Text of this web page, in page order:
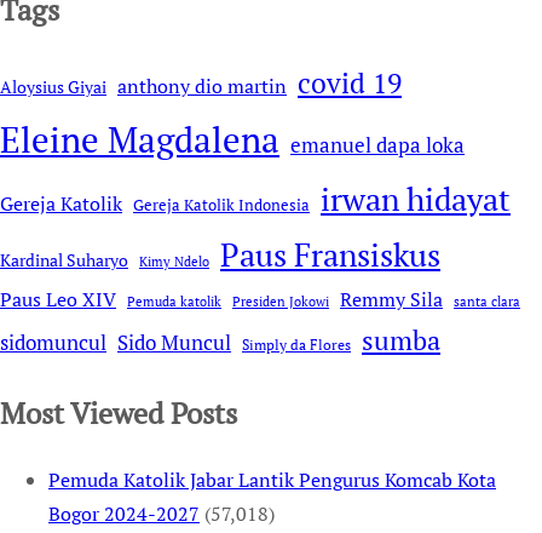
Tags
Aloysius Giyai anthony dio martin covid 19
Eleine Magdalena emanuel dapa loka
Gereja Katolik Gereja Katolik Indonesia irwan hidayat
Kardinal Suharyo Kimy Ndelo Paus Fransiskus
Paus Leo XIV Pemuda katolik Presiden Jokowi Remmy Sila santa clara
sidomuncul Sido Muncul Simply da Flores sumba
Most Viewed Posts
Pemuda Katolik Jabar Lantik Pengurus Komcab Kota
Bogor 2024-2027 (57,018)